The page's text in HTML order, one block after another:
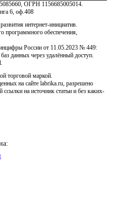
ОГРН 1156685005014.
6, оф.408
интернет-инициатив.
программного обеспечения,
России от 11.05.2023 № 449:
данных через удалённый доступ.
торговой маркой.
на сайте labrika.ru, разрешено
на источник статьи и без каких-